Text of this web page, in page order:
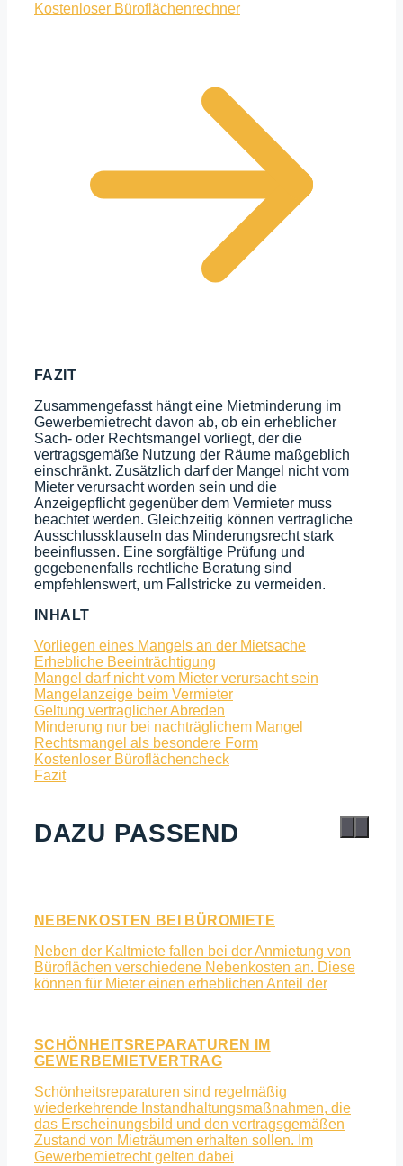
Kostenloser Büroflächenrechner
FAZIT
Zusammengefasst hängt eine Mietminderung im
Gewerbemietrecht davon ab, ob ein erheblicher
Sach- oder Rechtsmangel vorliegt, der die
vertragsgemäße Nutzung der Räume maßgeblich
einschränkt. Zusätzlich darf der Mangel nicht vom
Mieter verursacht worden sein und die
Anzeigepflicht gegenüber dem Vermieter muss
beachtet werden. Gleichzeitig können vertragliche
Ausschlussklauseln das Minderungsrecht stark
beeinflussen. Eine sorgfältige Prüfung und
gegebenenfalls rechtliche Beratung sind
empfehlenswert, um Fallstricke zu vermeiden.
INHALT
Vorliegen eines Mangels an der Mietsache
Erhebliche Beeinträchtigung
Mangel darf nicht vom Mieter verursacht sein
Mangelanzeige beim Vermieter
Geltung vertraglicher Abreden
Minderung nur bei nachträglichem Mangel
Rechtsmangel als besondere Form
Kostenloser Büro­flächencheck
Fazit
DAZU PASSEND
NEBENKOSTEN BEI BÜROMIETE
Neben der Kaltmiete fallen bei der Anmietung von
Büroflächen verschiedene Nebenkosten an. Diese
können für Mieter einen erheblichen Anteil der
SCHÖNHEITSREPARATUREN IM
GEWERBEMIETVERTRAG
Schönheitsreparaturen sind regelmäßig
wiederkehrende Instandhaltungsmaßnahmen, die
das Erscheinungsbild und den vertragsgemäßen
Zustand von Mieträumen erhalten sollen. Im
Gewerbemietrecht gelten dabei